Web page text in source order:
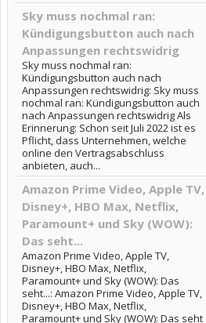
Sky muss nochmal ran:
Kündigungsbutton auch nach
Anpassungen rechtswidrig
Sky muss nochmal ran:
Kündigungsbutton auch nach
Anpassungen rechtswidrig: Sky muss
nochmal ran: Kündigungsbutton auch
nach Anpassungen rechtswidrig Als
Erinnerung: Schon seit Juli 2022 ist es
Pflicht, dass Unternehmen, welche
online den Vertragsabschluss
anbieten, auch...
Amazon Prime Video, Apple TV,
Disney+, HBO Max, Netflix,
Paramount+ und Sky (WOW):
Das seht...
Amazon Prime Video, Apple TV,
Disney+, HBO Max, Netflix,
Paramount+ und Sky (WOW): Das
seht...: Amazon Prime Video, Apple TV,
Disney+, HBO Max, Netflix,
Paramount+ und Sky (WOW): Das seht